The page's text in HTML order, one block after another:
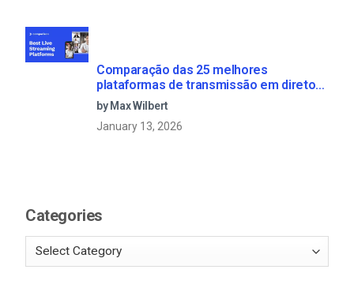
Comparação das 25 melhores
plataformas de transmissão em direto
em 2025
by Max Wilbert
January 13, 2026
Categories